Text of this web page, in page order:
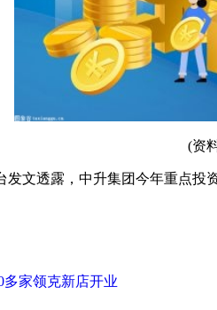
(资
文透露，中升集团今年重点投
家领克新店开业